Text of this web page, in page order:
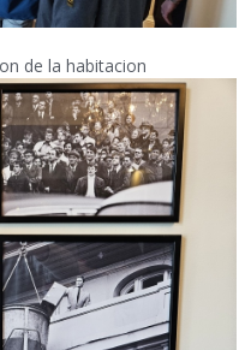
de la habitacion